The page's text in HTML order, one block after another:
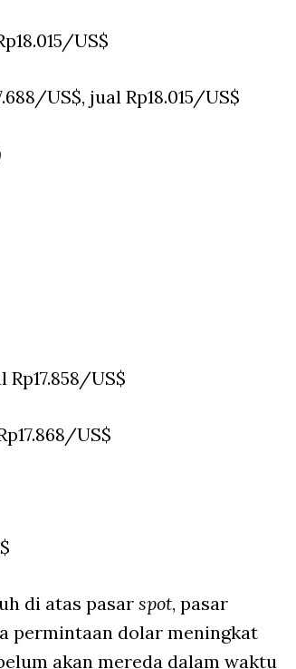
US$
US$, jual Rp18.015/US$
Rp17.858/US$
US$
di atas pasar spot, pasar
permintaan dolar meningkat
akan mereda dalam waktu